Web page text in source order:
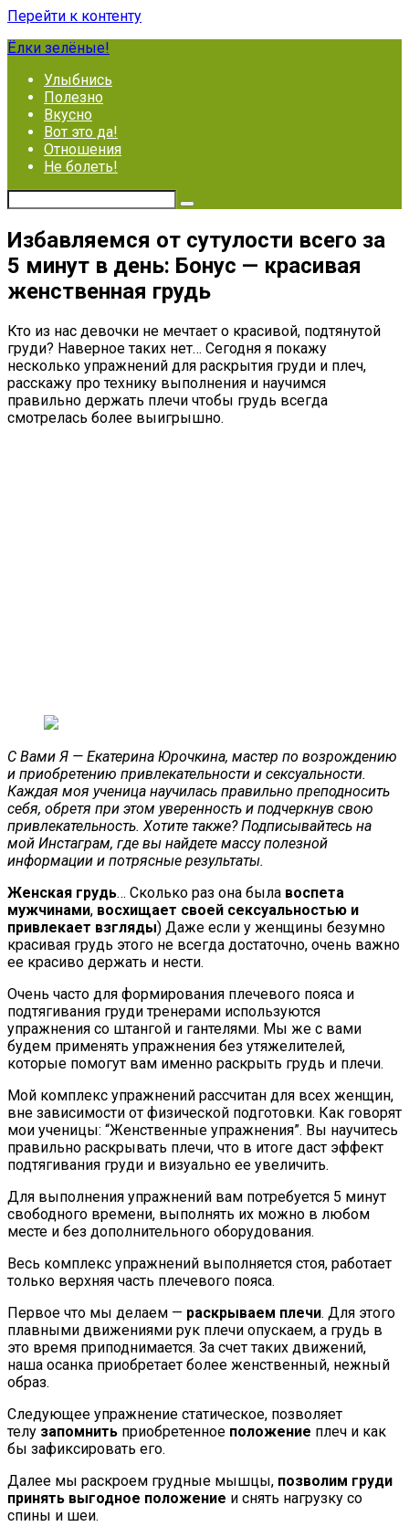
Перейти к контенту
Ёлки зелёные!
Улыбнись
Полезно
Вкусно
Вот это да!
Отношения
Не болеть!
Избавляемся от сутулости всего за
5 минут в день: Бонус — красивая
женственная грудь
Кто из нас девочки не мечтает о красивой, подтянутой
груди? Наверное таких нет… Сегодня я покажу
несколько упражнений для раскрытия груди и плеч,
расскажу про технику выполнения и научимся
правильно держать плечи чтобы грудь всегда
смотрелась более выигрышно.
С Вами Я — Екатерина Юрочкина, мастер по возрождению
и приобретению привлекательности и сексуальности.
Каждая моя ученица научилась правильно преподносить
себя, обретя при этом уверенность и подчеркнув свою
привлекательность. Хотите также? Подписывайтесь на
мой Инстаграм, где вы найдете массу полезной
информации и потрясные результаты.
Женская грудь… Сколько раз она была воспета
мужчинами, восхищает своей сексуальностью и
привлекает взгляды) Даже если у женщины безумно
красивая грудь этого не всегда достаточно, очень важно
ее красиво держать и нести.
Очень часто для формирования плечевого пояса и
подтягивания груди тренерами используются
упражнения со штангой и гантелями. Мы же с вами
будем применять упражнения без утяжелителей,
которые помогут вам именно раскрыть грудь и плечи.
Мой комплекс упражнений рассчитан для всех женщин,
вне зависимости от физической подготовки. Как говорят
мои ученицы: “Женственные упражнения”. Вы научитесь
правильно раскрывать плечи, что в итоге даст эффект
подтягивания груди и визуально ее увеличить.
Для выполнения упражнений вам потребуется 5 минут
свободного времени, выполнять их можно в любом
месте и без дополнительного оборудования.
Весь комплекс упражнений выполняется стоя, работает
только верхняя часть плечевого пояса.
Первое что мы делаем — раскрываем плечи. Для этого
плавными движениями рук плечи опускаем, а грудь в
это время приподнимается. За счет таких движений,
наша осанка приобретает более женственный, нежный
образ.
Следующее упражнение статическое, позволяет
телу запомнить приобретенное положение плеч и как
бы зафиксировать его.
Далее мы раскроем грудные мышцы, позволим груди
принять выгодное положение и снять нагрузку со
спины и шеи.